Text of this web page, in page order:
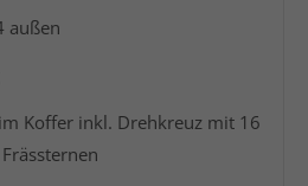
außen
Koffer inkl. Drehkreuz mit 16